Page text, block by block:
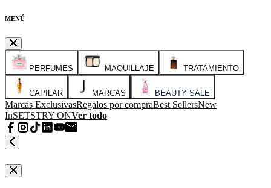
MENÚ
PERFUMES MAQUILLAJE TRATAMIENTO
CAPILAR MARCAS BEAUTY SALE
Marcas ExclusivasRegalos por compraBest SellersNew
InSETSTRY ONVer todo